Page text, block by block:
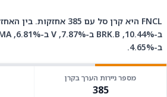
ב-4.65%.
מספר ניירות הערך בקרן
385